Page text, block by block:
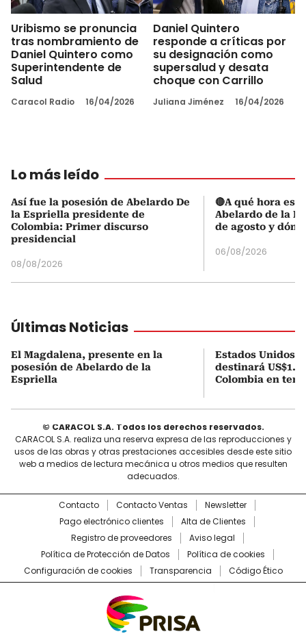
Uribismo se pronuncia
tras nombramiento de
Daniel Quintero como
Superintendente de
Salud
Caracol Radio 16/04/2026
Daniel Quintero
responde a críticas por
su designación como
supersalud y desata
choque con Carrillo
Juliana Jiménez 16/04/2026
Lo más leído
Así fue la posesión de Abelardo De
la Espriella presidente de
Colombia: Primer discurso
presidencial
08/08/2026
🔴A qué hora es
Abelardo de la
de agosto y
06/08/2026
Últimas Noticias
El Magdalena, presente en la
posesión de Abelardo de la
Espriella
Estados Unidos
destinará
Colombia en
© CARACOL S.A. Todos los derechos reservados.
CARACOL S.A. realiza una reserva expresa de las reproducciones y
usos de las obras y otras prestaciones accesibles desde este sitio
web a medios de lectura mecánica u otros medios que resulten
adecuados.
Contacto Contacto Ventas
Newsletter
Pago electrónico clientes
Alta de Clientes
Registro de proveedores
Aviso legal
Política de Protección de Datos
Política de cookies
Configuración de cookies
Transparencia Código Ético